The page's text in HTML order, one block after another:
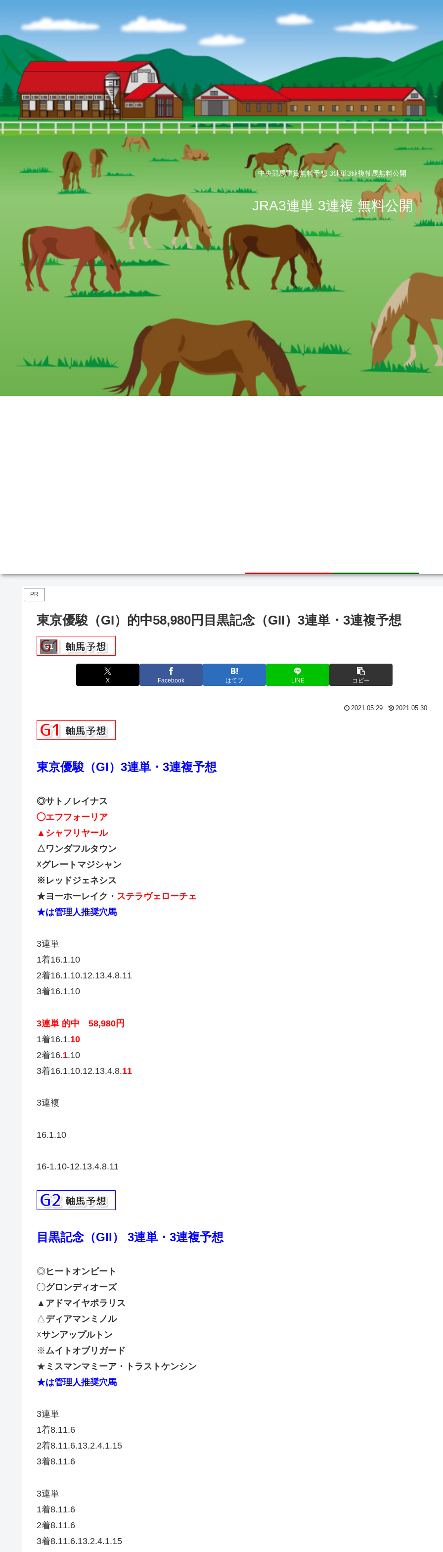
中央競馬重賞無料予想 3連単3連複軸馬無料公開
JRA3連単 3連複 無料公開
PR
東京優駿（GI）的中58,980円目黒記念（GII）3連単・3連複予想
G1
X Facebook はてブ LINE コピー
2021.05.29 2021.05.30
東京優駿（GI）3連単・3連複予想
◎サトノレイナス
◯エフフォーリア
▲シャフリヤール
△ワンダフルタウン
☓グレートマジシャン
※レッドジェネシス
★ヨーホーレイク・ ステラヴェローチェ
★は管理人推奨穴馬
3連単
1着16.1.10
2着16.1.10.12.13.4.8.11
3着16.1.10
3連単 的中 58,980円
1着16.1.10
2着16.1.10
3着16.1.10.12.13.4.8.11
3連複
16.1.10
16-1.10-12.13.4.8.11
目黒記念（GII） 3連単・3連複予想
◎ ヒートオンビート
◯グロンディオーズ
▲ アドマイヤポラリス
△ディアマンミノル
☓サンアップルトン
※ムイトオブリガード
★ ミスマンマミーア ・
トラストケンシン
★は管理人推奨穴馬
3連単
1着8.11.6
2着8.11.6.13.2.4.1.15
3着8.11.6
3連単
1着8.11.6
2着8.11.6
3着8.11.6.13.2.4.1.15